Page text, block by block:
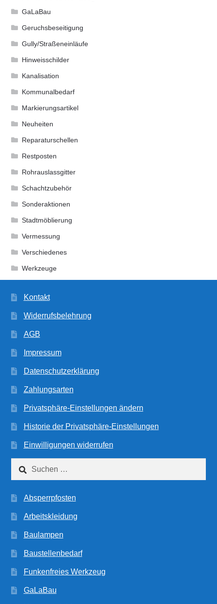
GaLaBau
Geruchsbeseitigung
Gully/Straßeneinläufe
Hinweisschilder
Kanalisation
Kommunalbedarf
Markierungsartikel
Neuheiten
Reparaturschellen
Restposten
Rohrauslassgitter
Schachtzubehör
Sonderaktionen
Stadtmöblierung
Vermessung
Verschiedenes
Werkzeuge
Kontakt
Widerrufsbelehrung
AGB
Impressum
Datenschutzerklärung
Zahlungsarten
Privatsphäre-Einstellungen ändern
Historie der Privatsphäre-Einstellungen
Einwilligungen widerrufen
Suchen
nach:
Absperrpfosten
Arbeitskleidung
Baulampen
Baustellenbedarf
Funkenfreies Werkzeug
GaLaBau